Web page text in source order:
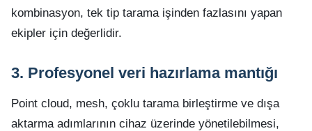
kombinasyon, tek tip tarama işinden fazlasını yapan
ekipler için değerlidir.
3. Profesyonel veri hazırlama mantığı
Point cloud, mesh, çoklu tarama birleştirme ve dışa
aktarma adımlarının cihaz üzerinde yönetilebilmesi,